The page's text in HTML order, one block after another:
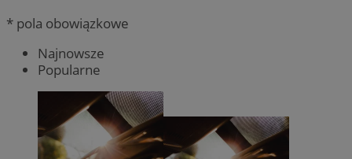
* pola obowiązkowe
Najnowsze
Popularne